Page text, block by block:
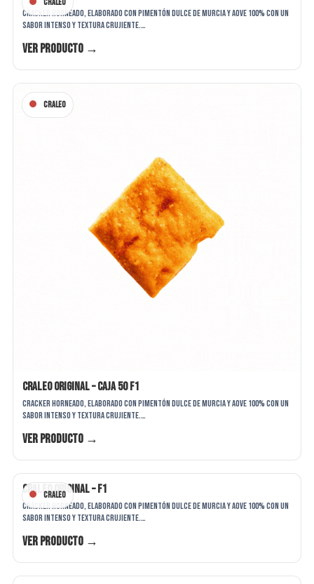
Craleo
Cracker horneado, elaborado con pimentón dulce de Murcia y AOVE 100% con un
sabor intenso y textura crujiente.…
Ver producto →
Craleo
Craleo Original – Caja 50 F1
Cracker horneado, elaborado con pimentón dulce de Murcia y AOVE 100% con un
sabor intenso y textura crujiente.…
Ver producto →
Craleo
Craleo Original – F1
Cracker horneado, elaborado con pimentón dulce de Murcia y AOVE 100% con un
sabor intenso y textura crujiente.…
Ver producto →